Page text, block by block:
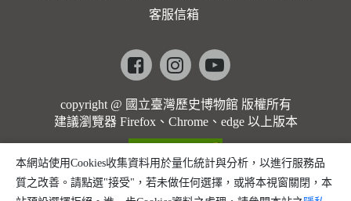
客服信箱
Facebookinstagramyoutube
copyright @ 國立臺灣歷史博物館 版權所有
建議瀏覽器 Firefox、Chrome、edge 以上版本
本網站使用Cookies收集資料用於量化統計與分析，以進行服務品
質之改善。請點選"接受"，若未做任何選擇，或將本視窗關閉，本